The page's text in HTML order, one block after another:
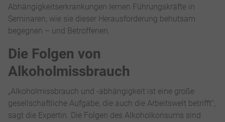
Abhängigkeitserkrankungen lernen Führungskräfte in
Seminaren, wie sie dieser Herausforderung behutsam
begegnen – und Betroffenen.
Die Folgen von
Alkoholmissbrauch
„Alkoholmissbrauch und -abhängigkeit ist eine große
gesellschaftliche Aufgabe, die auch die Arbeitswelt betrifft“,
sagt die Expertin. Die Folgen des Alkoholkonsums sind